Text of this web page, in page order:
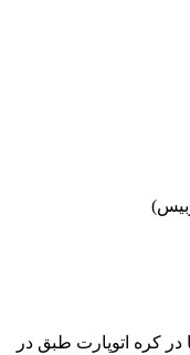
کره اتوپارت طبق در